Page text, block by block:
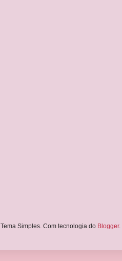
Tema Simples. Com tecnologia do Blogger.